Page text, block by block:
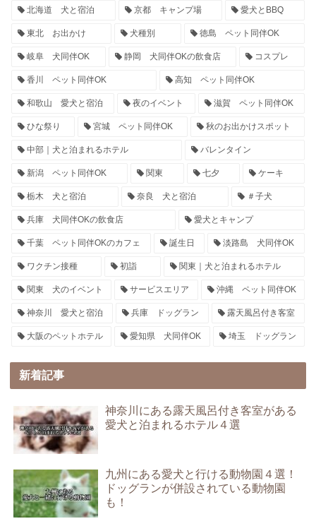
北海道 犬と宿泊 京都 キャンプ場 愛犬とBBQ
東北 お出かけ 犬種別 徳島 ペット同伴OK
岐阜 犬同伴OK 静岡 犬同伴OKの飲食店 コスプレ
香川 ペット同伴OK 高知 ペット同伴OK
和歌山 愛犬と宿泊 夜のイベント 滋賀 ペット同伴OK
ひな祭り 宮城 ペット同伴OK 秋のお出かけスポット
中部｜犬と泊まれるホテル バレンタイン
新潟 ペット同伴OK 関東 七夕 ケーキ
栃木 犬と宿泊 奈良 犬と宿泊 ＃子犬
兵庫 犬同伴OKの飲食店 愛犬とキャンプ
千葉 ペット同伴OKのカフェ 誕生日 淡路島 犬同伴OK
ワクチン接種 初詣 関東｜犬と泊まれるホテル
関東 犬のイベント サービスエリア 沖縄 ペット同伴OK
神奈川 愛犬と宿泊 兵庫 ドッグラン 露天風呂付き客室
大阪のペットホテル 愛知県 犬同伴OK 埼玉 ドッグラン
新着記事
神奈川にある露天風呂付き客室がある
愛犬と泊まれるホテル４選
九州にある愛犬と行ける動物園４選！
ドッグランが併設されている動物園
も！